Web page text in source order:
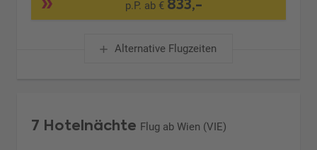
p.P. ab € 833,-
Alternative Flugzeiten
7 Hotelnächte Flug ab Wien (VIE)